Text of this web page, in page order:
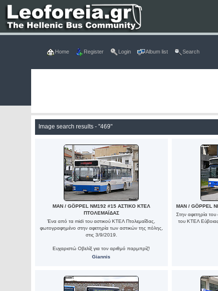
Home Register Login Album list Search
Image search results - "469"
MAN / GÖPPEL NM192 #15 ΑΣΤΙΚΟ ΚΤΕΛ
ΠΤΟΛΕΜΑΪΔΑΣ
Ένα από τα midi του αστικού ΚΤΕΛ Πτολεμαΐδας,
φωτογραφημένο στην αφετηρία των αστικών της πόλης,
στις 3/9/2019.
Ευχαριστώ Οβελίξ για τον αριθμό παρμπρίζ!
Giannis
MAN / GÖPPEL
Στην αφετηρία
του ΚΤΕΛ